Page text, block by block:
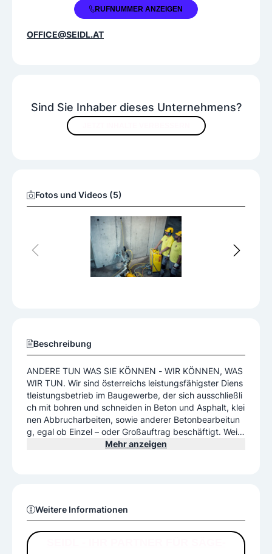
Sind Sie Inhaber dieses Unternehmens?
Fotos und Videos (5)
Beschreibung
ANDERE TUN WAS SIE KÖNNEN - WIR KÖNNEN, WAS
WIR TUN. Wir sind österreichs leistungsfähigster Diens
tleistungsbetrieb im Baugewerbe, der sich ausschließli
ch mit bohren und schneiden in Beton und Asphalt, klei
nen Abbrucharbeiten, sowie anderer Betonbearbeitun
g, egal ob Einzel – oder Großauftrag beschäftigt. Weite
rs entwickeln wir Betonbearbeitungssysteme für spezi
Grundsätzen geführtes Unternehmen mit einem sachb
ezogenen, kooperativen und menschlichen Führungsst
il. Unser Bestreben ist es saubere, genaue, fach- u. sic
herheitsgerechte Arbeit zu leisten. Um dies zu gewährl
Mehr anzeigen
Weitere Informationen
+43 6219 77770RUFNUMMER ANZEIGEN
OFFICE@SEIDL.AT